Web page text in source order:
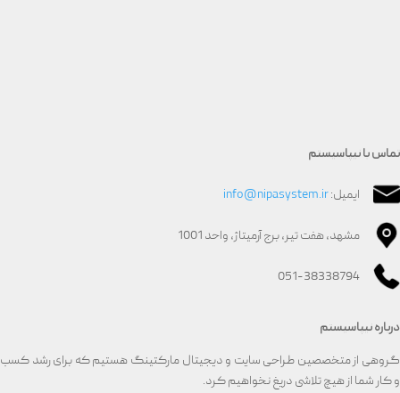
تماس با نیپاسیستم
ایمیل:info@nipasystem.ir
مشهد، هفت تیر، برج آرمیتاژ، واحد 1001
051-38338794
درباره نیپاسیستم
گروهی از متخصصین طراحی سایت و دیجیتال مارکتینگ هستیم که برای رشد کسب
و کار شما از هیچ تلاشی دریغ نخواهیم کرد.